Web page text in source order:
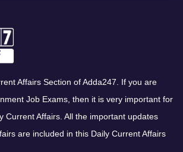
Affairs Section of Adda247. If you are
Job Exams, then it is very important for
Current Affairs. All the important updates
are included in this Daily Current Affairs